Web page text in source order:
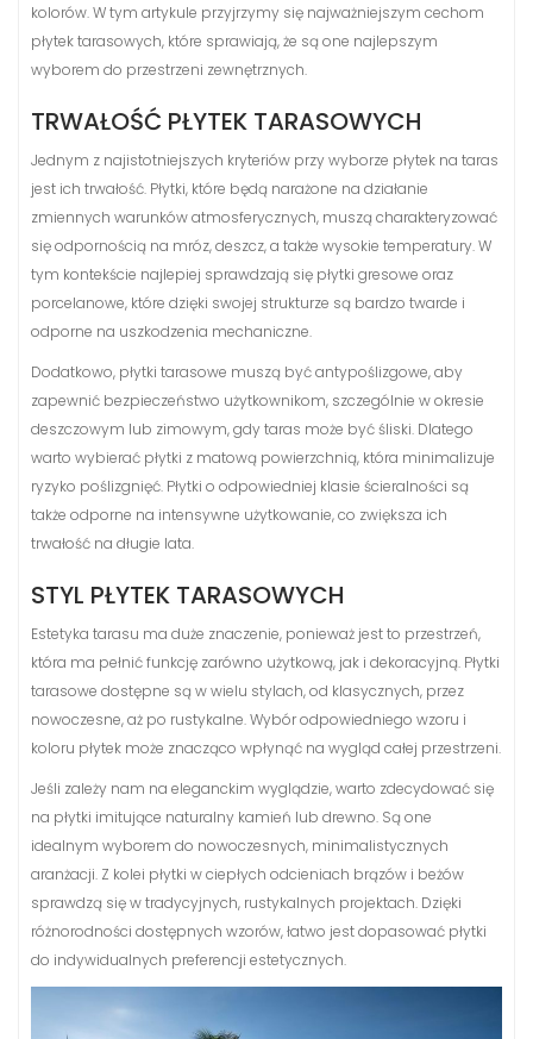
kolorów. W tym artykule przyjrzymy się najważniejszym cechom
płytek tarasowych, które sprawiają, że są one najlepszym
wyborem do przestrzeni zewnętrznych.
TRWAŁOŚĆ PŁYTEK TARASOWYCH
Jednym z najistotniejszych kryteriów przy wyborze płytek na taras
jest ich trwałość. Płytki, które będą narażone na działanie
zmiennych warunków atmosferycznych, muszą charakteryzować
się odpornością na mróz, deszcz, a także wysokie temperatury. W
tym kontekście najlepiej sprawdzają się płytki gresowe oraz
porcelanowe, które dzięki swojej strukturze są bardzo twarde i
odporne na uszkodzenia mechaniczne.
Dodatkowo, płytki tarasowe muszą być antypoślizgowe, aby
zapewnić bezpieczeństwo użytkownikom, szczególnie w okresie
deszczowym lub zimowym, gdy taras może być śliski. Dlatego
warto wybierać płytki z matową powierzchnią, która minimalizuje
ryzyko poślizgnięć. Płytki o odpowiedniej klasie ścieralności są
także odporne na intensywne użytkowanie, co zwiększa ich
trwałość na długie lata.
STYL PŁYTEK TARASOWYCH
Estetyka tarasu ma duże znaczenie, ponieważ jest to przestrzeń,
która ma pełnić funkcję zarówno użytkową, jak i dekoracyjną. Płytki
tarasowe dostępne są w wielu stylach, od klasycznych, przez
nowoczesne, aż po rustykalne. Wybór odpowiedniego wzoru i
koloru płytek może znacząco wpłynąć na wygląd całej przestrzeni.
Jeśli zależy nam na eleganckim wyglądzie, warto zdecydować się
na płytki imitujące naturalny kamień lub drewno. Są one
idealnym wyborem do nowoczesnych, minimalistycznych
aranżacji. Z kolei płytki w ciepłych odcieniach brązów i beżów
sprawdzą się w tradycyjnych, rustykalnych projektach. Dzięki
różnorodności dostępnych wzorów, łatwo jest dopasować płytki
do indywidualnych preferencji estetycznych.